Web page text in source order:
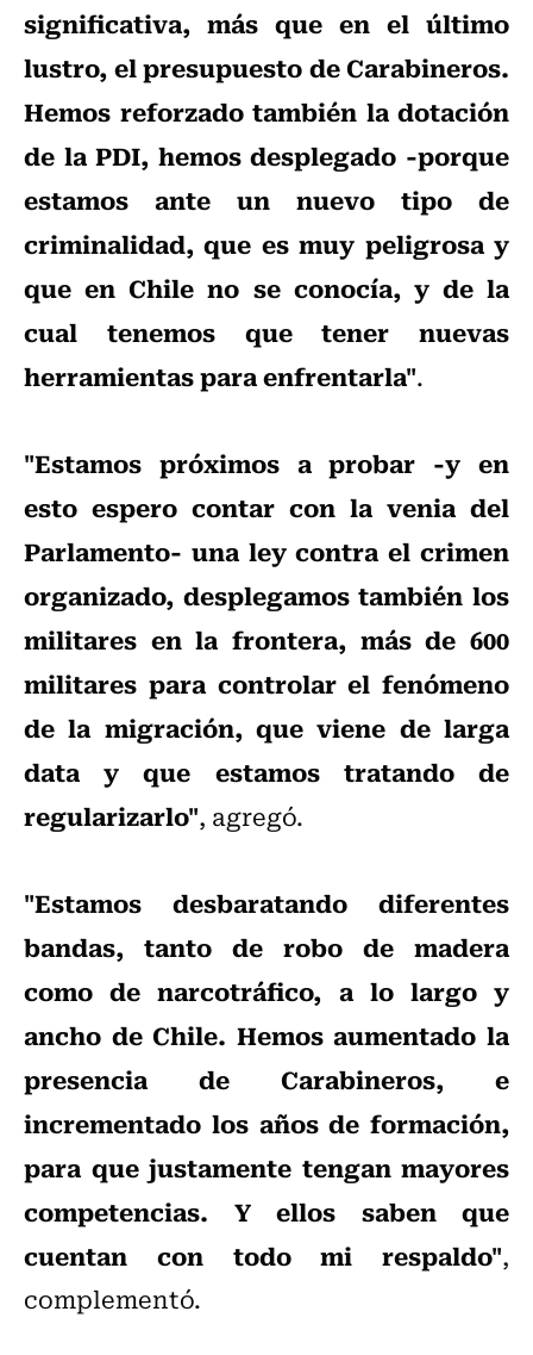
significativa, más que en el último
lustro, el presupuesto de Carabineros.
Hemos reforzado también la dotación
de la PDI, hemos desplegado -porque
estamos ante un nuevo tipo de
criminalidad, que es muy peligrosa y
que en Chile no se conocía, y de la
cual tenemos que tener nuevas
herramientas para enfrentarla".
"Estamos próximos a probar -y en
esto espero contar con la venia del
Parlamento- una ley contra el crimen
organizado, desplegamos también los
militares en la frontera, más de 600
militares para controlar el fenómeno
de la migración, que viene de larga
data y que estamos tratando de
regularizarlo", agregó.
"Estamos desbaratando diferentes
bandas, tanto de robo de madera
como de narcotráfico, a lo largo y
ancho de Chile. Hemos aumentado la
presencia de Carabineros, e
incrementado los años de formación,
para que justamente tengan mayores
competencias. Y ellos saben que
cuentan con todo mi respaldo",
complementó.